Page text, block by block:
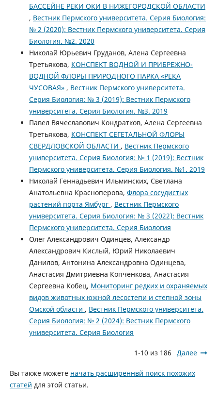
БАССЕЙНЕ РЕКИ ОКИ В НИЖЕГОРОДСКОЙ ОБЛАСТИ
, Вестник Пермского университета. Серия Биология:
№ 2 (2020): Вестник Пермского университета. Серия
Биология. №2. 2020
Николай Юрьевич Груданов, Алена Сергеевна
Третьякова, КОНСПЕКТ ВОДНОЙ И ПРИБРЕЖНО-
ВОДНОЙ ФЛОРЫ ПРИРОДНОГО ПАРКА «РЕКА
ЧУСОВАЯ» , Вестник Пермского университета.
Серия Биология: № 3 (2019): Вестник Пермского
университета. Серия Биология. №3. 2019
Павел Вячеславович Кондратков, Алена Сергеевна
Третьякова, КОНСПЕКТ СЕГЕТАЛЬНОЙ ФЛОРЫ
СВЕРДЛОВСКОЙ ОБЛАСТИ , Вестник Пермского
университета. Серия Биология: № 1 (2019): Вестник
Пермского университета. Серия Биология. №1. 2019
Николай Геннадьевич Ильминских, Светлана
Анатольевна Красноперова, Флора сосудистых
растений порта Ямбург , Вестник Пермского
университета. Серия Биология: № 3 (2022): Вестник
Пермского университета. Серия Биология
Олег Александрович Одинцев, Александр
Александрович Кислый, Юрий Николаевич
Данилов, Антонина Александровна Одинцева,
Анастасия Дмитриевна Копченкова, Анастасия
Сергеевна Кобец, Мониторинг редких и охраняемых
видов животных южной лесостепи и степной зоны
Омской области , Вестник Пермского университета.
Серия Биология: № 2 (2024): Вестник Пермского
университета. Серия Биология
1-10 из 186 Далее
Вы также можете начать расширеннвй поиск похожих
статей для этой статьи.